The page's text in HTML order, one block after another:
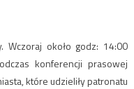
Wczoraj około godz: 14:00
konferencji prasowej
które udzieliły patronatu